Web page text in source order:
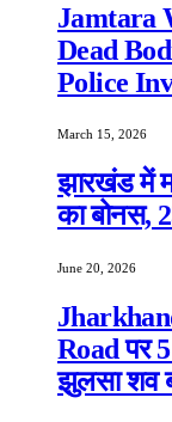
Jamtara
Dead
Police
March 15, 2026
झारखंड में
का बोनस,
June 20, 2026
Road पर
झुलसा शव